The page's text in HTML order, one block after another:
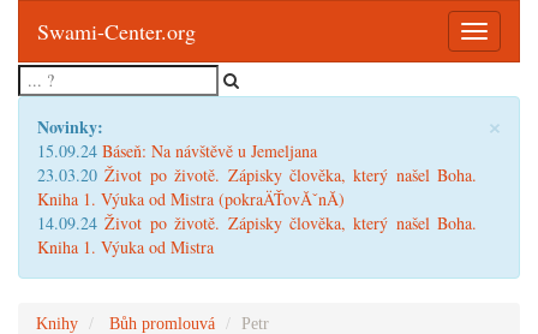
Toggle
Swami-Center.org
×
Novinky:
15.09.24 Báseň: Na návštěvě u Jemeljana
23.03.20Život po životě. Zápisky člověka, který našel Boha.
Kniha 1. Výuka od Mistra (pokraÄŤovĂˇnĂ­)
14.09.24Život po životě. Zápisky člověka, který našel Boha.
Kniha 1. Výuka od Mistra
Knihy Bůh promlouvá Petr